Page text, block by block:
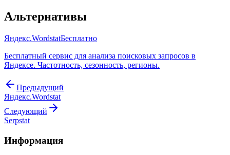
Альтернативы
Яндекс.WordstatБесплатно
Бесплатный сервис для анализа поисковых запросов в
Яндексе. Частотность, сезонность, регионы.
Предыдущий
Яндекс.Wordstat
Следующий
Serpstat
Информация